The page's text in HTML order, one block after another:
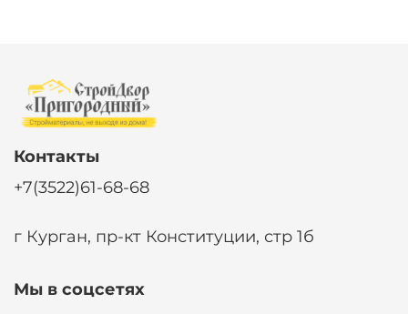
Контакты
+7(3522)61-68-68
г Курган, пр-кт Конституции, стр 1б
Мы в соцсетях